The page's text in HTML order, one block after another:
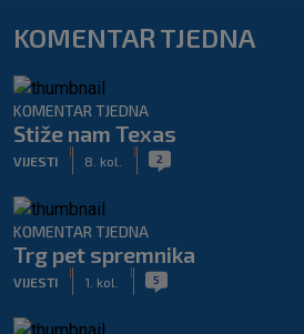
KOMENTAR TJEDNA
KOMENTAR TJEDNA
Stiže nam Texas
VIJESTI 8. kol. 2
KOMENTAR TJEDNA
Trg pet spremnika
VIJESTI 1. kol. 5